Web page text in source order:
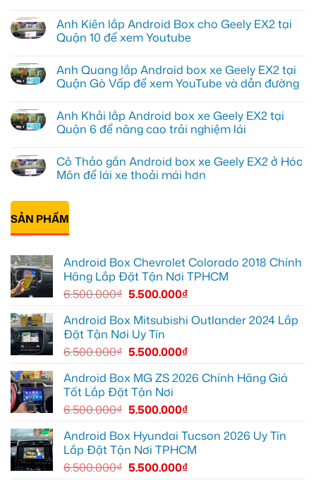
bình
luận
ở
lắp
Camera
hành
tô
Suzuki
XL7
12
để
ghi
cung
đường
Anh Kiên lắp Android Box cho Geely EX2 tại
Quận 10 để xem Youtube
bình
luận
ở
lắp
Android
Box
EX2
tại
Quận
xem
Youtube
Anh Quang lắp Android box xe Geely EX2 tại
Quận Gò Vấp để xem YouTube và dẫn đường
bình
luận
ở
lắp
Android
box
EX2
tại
Quận
Gò
xem
YouTube
dẫn
đường
Anh Khải lắp Android box xe Geely EX2 tại
Quận 6 để nâng cao trải nghiệm lái
bình
luận
ở
Android
box
xe
tại
Quận
nâng
trải
nghiệm
lái
Cô Thảo gắn Android box xe Geely EX2 ở Hóc
Môn để lái xe thoải mái hơn
có
luận
ở
Cô
Android
box
Geely
EX2
Hóc
Môn
để
mái
hơn
SẢN PHẨM
Android Box Chevrolet Colorado 2018 Chính
Hãng Lắp Đặt Tận Nơi TPHCM
6.500.000₫ 5.500.000₫
Android Box Mitsubishi Outlander 2024 Lắp
Đặt Tận Nơi Uy Tín
6.500.000₫ 5.500.000₫
Android Box MG ZS 2026 Chính Hãng Giá
Tốt Lắp Đặt Tận Nơi
6.500.000₫ 5.500.000₫
Android Box Hyundai Tucson 2026 Uy Tín
Lắp Đặt Tận Nơi TPHCM
6.500.000₫ 5.500.000₫